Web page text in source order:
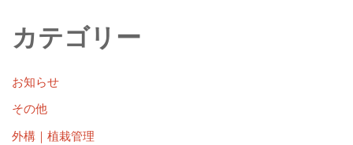
カテゴリー
お知らせ
その他
外構｜植栽管理